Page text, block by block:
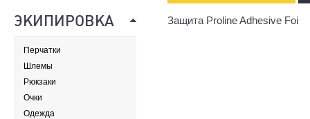
ЭКИПИРОВКА
Перчатки
Шлемы
Рюкзаки
Очки
Одежда
Защита Proline Adhesive Foi